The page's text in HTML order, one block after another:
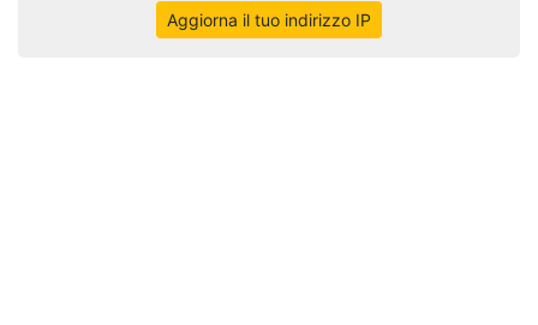
Aggiorna il tuo indirizzo IP